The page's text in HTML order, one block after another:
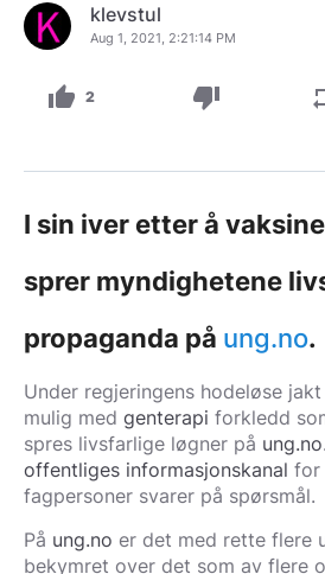
klevstul
Aug 1, 2021, 2:21:14 PM
thumb_up 2 thumb_down
I sin iver etter å
sprer myndighetene
propaganda på ung.no.
Under regjeringens hodeløse
mulig med genterapi forkledd
spres livsfarlige løgner på ung.no.
offentliges informasjonskanal for
fagpersoner svarer på spørsmål.
På ung.no er det med rette flere
bekymret over det som av flere